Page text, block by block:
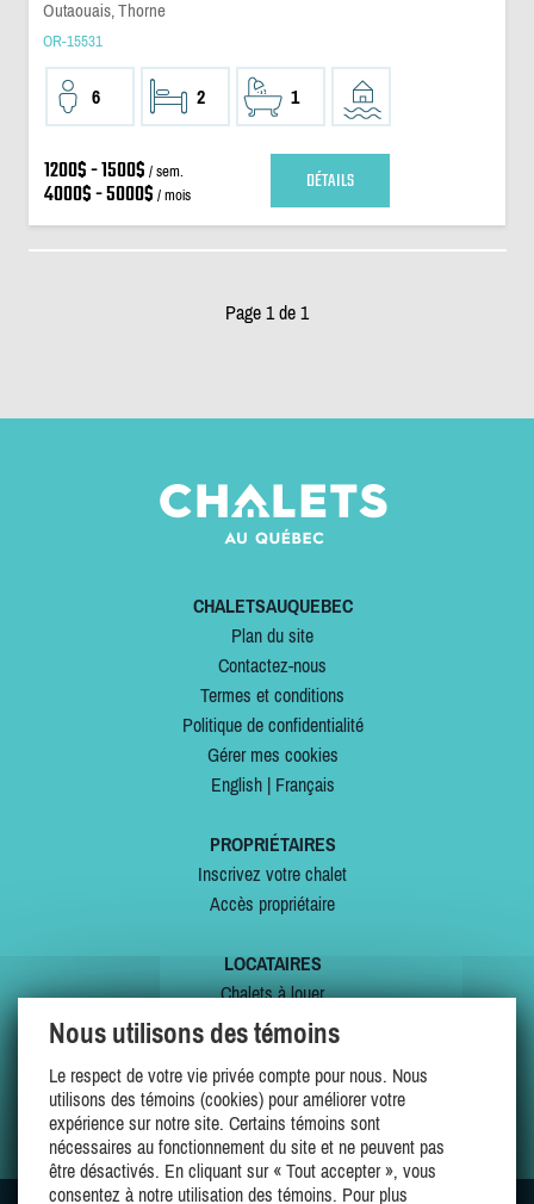
Outaouais, Thorne
OR-15531
6 2 1
1200$ - 1500$ / sem.
4000$ - 5000$ / mois DÉTAILS
Page 1 de 1
CHALETSAUQUEBEC
Plan du site
Contactez-nous
Termes et conditions
Politique de confidentialité
Gérer mes cookies
English| Français
PROPRIÉTAIRES
Inscrivez votre chalet
Accès propriétaire
LOCATAIRES
Chalets à louer
Chalets à vendre
Offres spéciales
Mes favoris
Nous utilisons des témoins
Le respect de votre vie privée compte pour nous. Nous
utilisons des témoins (cookies) pour améliorer votre
expérience sur notre site. Certains témoins sont
nécessaires au fonctionnement du site et ne peuvent pas
être désactivés. En cliquant sur « Tout accepter », vous
consentez à notre utilisation des témoins. Pour plus